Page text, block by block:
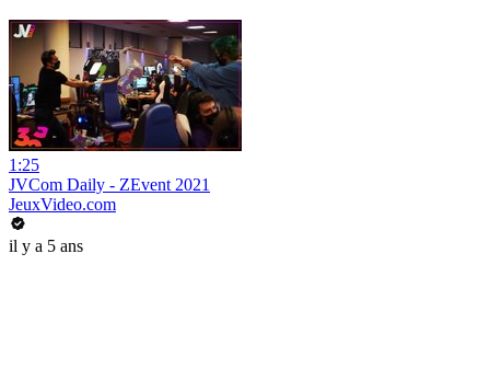
1:25
JVCom Daily - ZEvent 2021
JeuxVideo.com
il y a 5 ans